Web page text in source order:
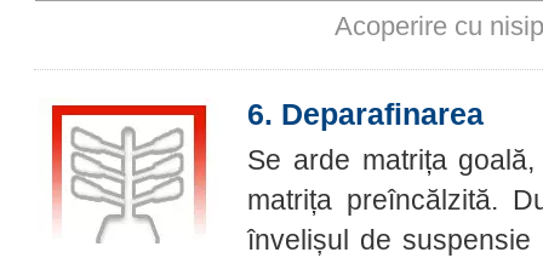
Acoperire cu
6. Deparafinarea
Se arde matrița
matrița preîncălzită.
învelișul de